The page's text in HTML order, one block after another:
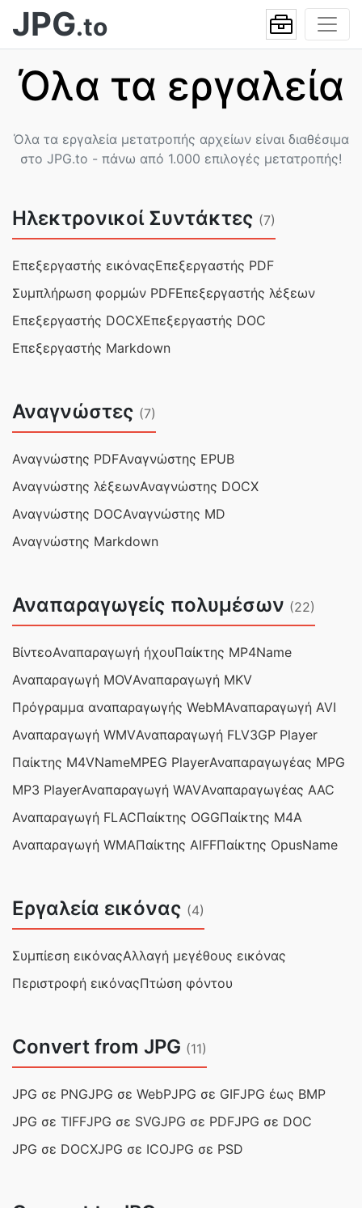
JPG.to
Όλα τα εργαλεία
Όλα τα εργαλεία μετατροπής αρχείων είναι διαθέσιμα
στο JPG.to - πάνω από 1.000 επιλογές μετατροπής!
Ηλεκτρονικοί Συντάκτες (7)
Επεξεργαστής εικόναςΕπεξεργαστής PDF
Συμπλήρωση φορμών PDFΕπεξεργαστής λέξεων
Επεξεργαστής DOCXΕπεξεργαστής DOC
Επεξεργαστής Markdown
Αναγνώστες (7)
Αναγνώστης PDFΑναγνώστης EPUB
Αναγνώστης λέξεωνΑναγνώστης DOCX
Αναγνώστης DOCΑναγνώστης MD
Αναγνώστης Markdown
Αναπαραγωγείς πολυμέσων (22)
ΒίντεοΑναπαραγωγή ήχουΠαίκτης MP4Name
Αναπαραγωγή MOVΑναπαραγωγή MKV
Πρόγραμμα αναπαραγωγής WebMΑναπαραγωγή AVI
Αναπαραγωγή WMVΑναπαραγωγή FLV3GP Player
Παίκτης M4VNameMPEG PlayerΑναπαραγωγέας MPG
MP3 PlayerΑναπαραγωγή WAVΑναπαραγωγέας AAC
Αναπαραγωγή FLACΠαίκτης OGGΠαίκτης M4A
Αναπαραγωγή WMAΠαίκτης AIFFΠαίκτης OpusName
Εργαλεία εικόνας (4)
Συμπίεση εικόναςΑλλαγή μεγέθους εικόνας
Περιστροφή εικόναςΠτώση φόντου
Convert from JPG (11)
JPG σε PNGJPG σε WebPJPG σε GIFJPG έως BMP
JPG σε TIFFJPG σε SVGJPG σε PDFJPG σε DOC
JPG σε DOCXJPG σε ICOJPG σε PSD